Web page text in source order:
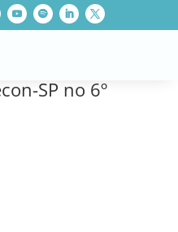
SP no 6º